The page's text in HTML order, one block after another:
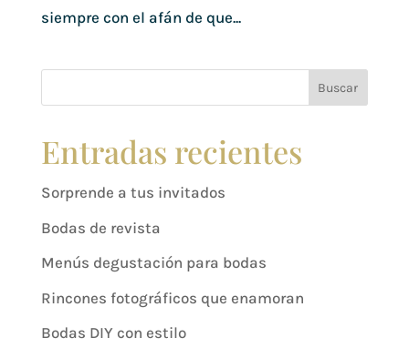
siempre con el afán de que...
Buscar
Entradas recientes
Sorprende a tus invitados
Bodas de revista
Menús degustación para bodas
Rincones fotográficos que enamoran
Bodas DIY con estilo